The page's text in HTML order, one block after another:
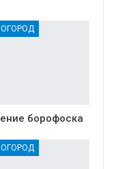
борофоска